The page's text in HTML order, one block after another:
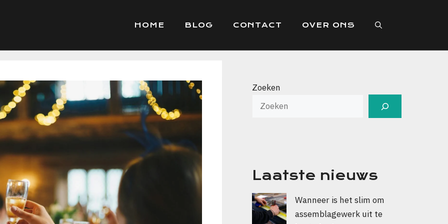
HOME BLOG CONTACT OVER ONS
Zoeken
Laatste nieuws
Wanneer is het slim om
assemblagewerk uit te